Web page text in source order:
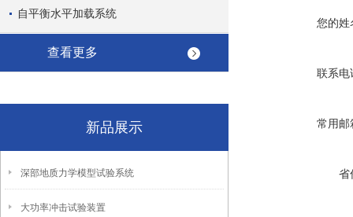
自平衡水平加载系统
查看更多
新品展示
深部地质力学模型试验系统
大功率冲击试验装置
您的姓
联系电
常用邮
省